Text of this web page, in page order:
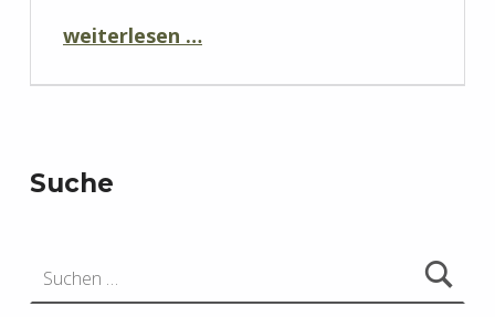
“Kunstausstellung und Dorfvortrag des Heimatvereins”
weiterlesen …
Suche